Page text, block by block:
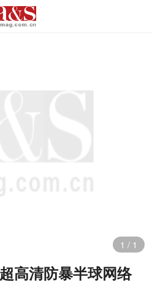
1 / 1
高清防暴半球网络